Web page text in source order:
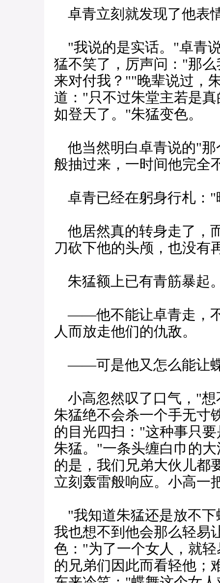
卓青立刻就发现了他表
"我说的是实话。"卓青
猛不笑了，厉声问："那
来对付我？""晚辈说过，
道："只不过朱堂主若是
如登天了。"朱猛变色。
他当然明白卓青说的"那
般抽过来，一时间他完全
卓青已经在躬身行札："
他居然真的转身走了，
刀砍下他的头颅，也没有
朱猛额上已有青筋暴起
——他不能让卓青走，
人而放走他们的仇敌。
——可是他又怎么能让
小高忽然叹了口气，"想
朱猛绝不会杀一个手无寸
的目光四扫："这种事只
朱猛。"一条头缠白巾的
的是，我们兄弟大伙儿都
立刻轰雷般响应。小高一
"我知道朱猛还是放不下
我也想不到他会那么轻易
色："为了一个女人，就
的兄弟们因此而看轻他；